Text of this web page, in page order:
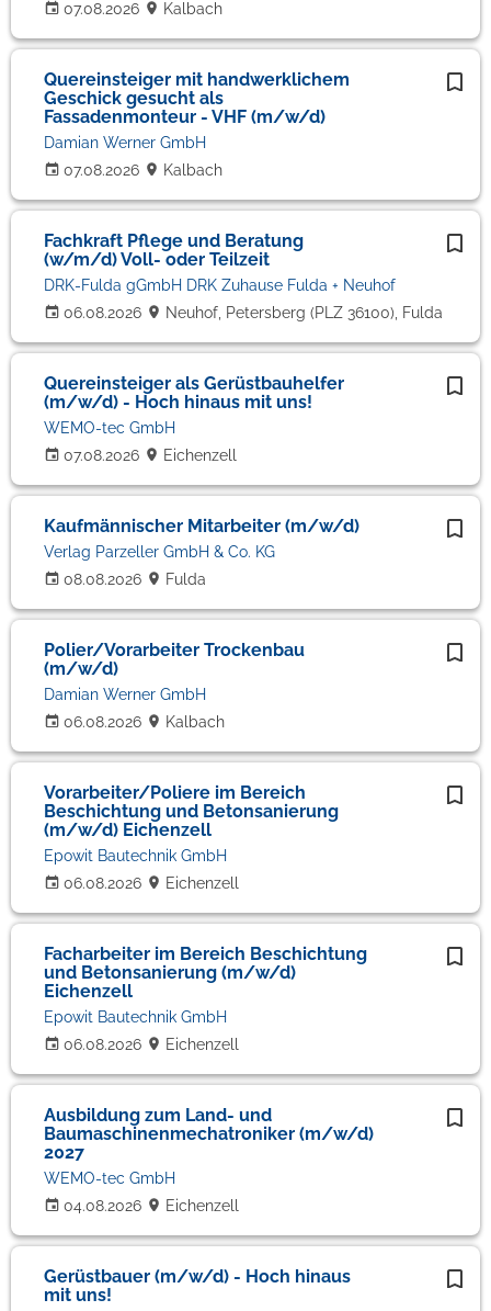
07.08.2026 Kalbach
Quereinsteiger mit handwerklichem
Geschick gesucht als
Fassadenmonteur - VHF (m/w/d)
07.08.2026
Damian Werner GmbH
Kalbach
Fachkraft Pflege und Beratung
(w/m/d) Voll- oder Teilzeit
06.08.2026
DRK-Fulda gGmbH DRK Zuhause Fulda + Neuhof
Neuhof, Petersberg (PLZ 36100), Fulda
Quereinsteiger als Gerüstbauhelfer
(m/w/d) - Hoch hinaus mit uns!
07.08.2026
WEMO-tec GmbH
Eichenzell
Kaufmännischer Mitarbeiter (m/w/d)
08.08.2026
Verlag Parzeller GmbH & Co. KG
Fulda
Polier/Vorarbeiter Trockenbau
(m/w/d)
06.08.2026
Damian Werner GmbH
Kalbach
Vorarbeiter/Poliere im Bereich
Beschichtung und Betonsanierung
(m/w/d) Eichenzell
06.08.2026
Epowit Bautechnik GmbH
Eichenzell
Facharbeiter im Bereich Beschichtung
und Betonsanierung (m/w/d)
Eichenzell
06.08.2026
Epowit Bautechnik GmbH
Eichenzell
Ausbildung zum Land- und
Baumaschinenmechatroniker (m/w/d)
2027
04.08.2026
WEMO-tec GmbH
Eichenzell
Gerüstbauer (m/w/d) - Hoch hinaus
mit uns!